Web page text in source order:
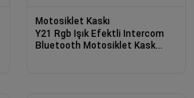
Motosiklet Kaskı
Y21 Rgb Işık Efektli Intercom
Bluetooth Motosiklet Kask